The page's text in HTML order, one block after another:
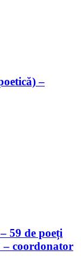
–
59 de poeți
– coordonator